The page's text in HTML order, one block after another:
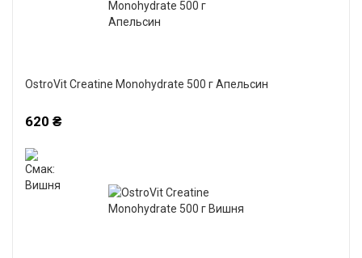
OstroVit Creatine Monohydrate 500 г Апельсин
620 ₴